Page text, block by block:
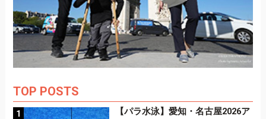
TOP POSTS
【パラ水泳】愛知・名古屋2026ア